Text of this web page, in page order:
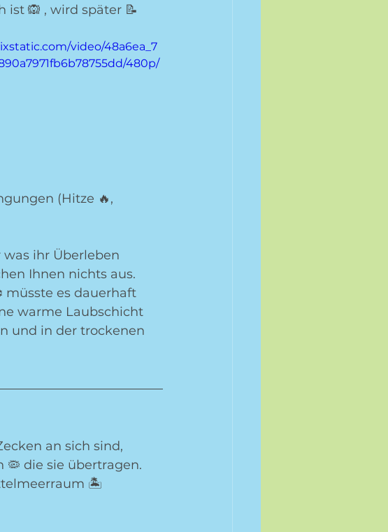
ist 🙉 , wird später 📝
video/48a6ea_7
480p/
(Hitze 🔥,
ihr Überleben
Ihnen nichts aus.
müsste es dauerhaft
warme Laubschicht
und in der trockenen
an sich sind,
die sie übertragen.
🏝